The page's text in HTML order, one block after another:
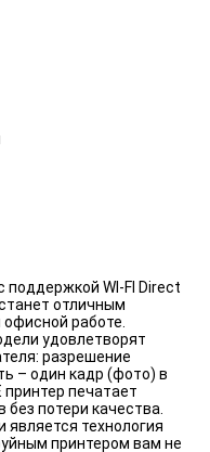
поддержкой WI-FI Direct
отличным
работе.
удовлетворят
разрешение
– один кадр (фото) в
принтер печатает
потери качества.
технология
принтером вам не